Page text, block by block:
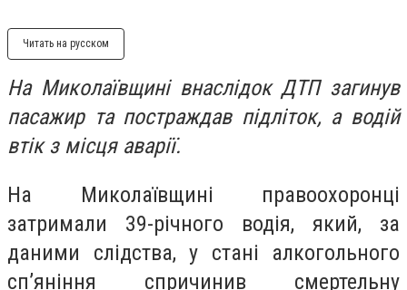
Читать на русском
На Миколаївщині внаслідок ДТП загинув
пасажир та постраждав підліток, а водій
втік з місця аварії.
На Миколаївщині правоохоронці
затримали 39-річного водія, який, за
даними слідства, у стані алкогольного
сп’яніння спричинив смертельну